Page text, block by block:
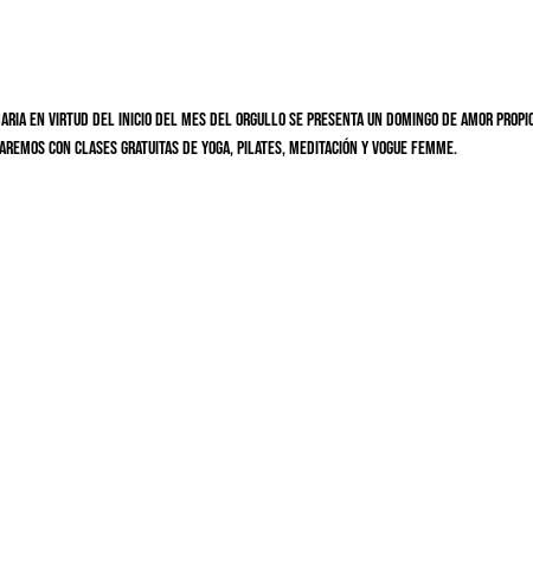
en virtud del inicio del mes del orgullo se presenta un domingo de amor
con clases gratuitas de yoga, pilates, meditación y vogue femme.